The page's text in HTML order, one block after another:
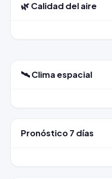
🌿 Calidad del aire
🛰️ Clima espacial
Pronóstico 7 días